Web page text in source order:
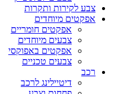
צבע לקירות ותקרות
אפקטים מיוחדים
אפקטים חומריים
צבעים מיוחדים
אפקטים באפוקסי
צבעים טכניים
רכב
דיטיילינג לרכב